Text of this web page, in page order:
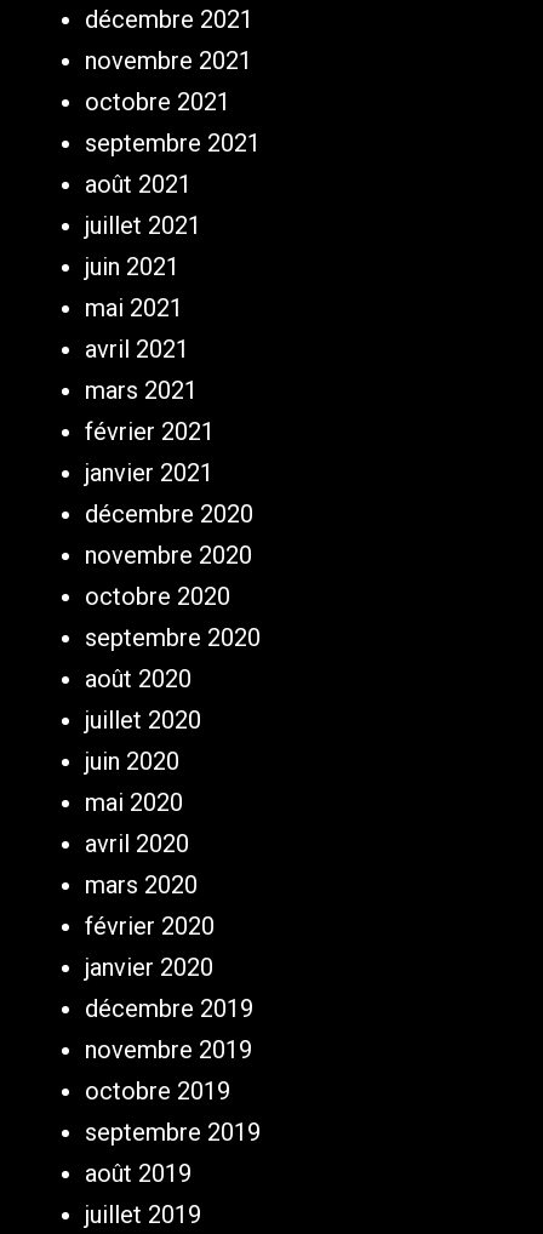
décembre 2021
novembre 2021
octobre 2021
septembre 2021
août 2021
juillet 2021
juin 2021
mai 2021
avril 2021
mars 2021
février 2021
janvier 2021
décembre 2020
novembre 2020
octobre 2020
septembre 2020
août 2020
juillet 2020
juin 2020
mai 2020
avril 2020
mars 2020
février 2020
janvier 2020
décembre 2019
novembre 2019
octobre 2019
septembre 2019
août 2019
juillet 2019